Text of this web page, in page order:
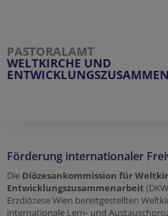
PASTORALAMT
WELTKIRCHE UND
Förderung internationaler
Die Diözesankommission für
Entwicklungszusammenarbeit
Erzdiözese Wien bereitgestellten
internationale Lern- und